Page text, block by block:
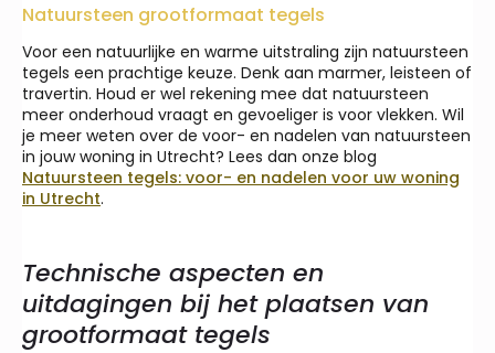
Natuursteen grootformaat tegels
Voor een natuurlijke en warme uitstraling zijn natuursteen
tegels een prachtige keuze. Denk aan marmer, leisteen of
travertin. Houd er wel rekening mee dat natuursteen
meer onderhoud vraagt en gevoeliger is voor vlekken. Wil
je meer weten over de voor- en nadelen van natuursteen
in jouw woning in Utrecht? Lees dan onze blog
Natuursteen tegels: voor- en nadelen voor uw woning
in Utrecht.
Technische aspecten en
uitdagingen bij het plaatsen van
grootformaat tegels